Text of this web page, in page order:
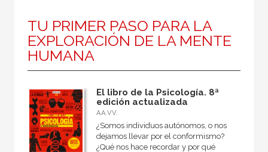
TU PRIMER PASO PARA LA
EXPLORACIÓN DE LA MENTE
HUMANA
El libro de la Psicología. 8ª
edición actualizada
AA.VV.
¿Somos individuos autónomos, o nos
dejamos llevar por el conformismo?
¿Qué nos hace recordar y por qué